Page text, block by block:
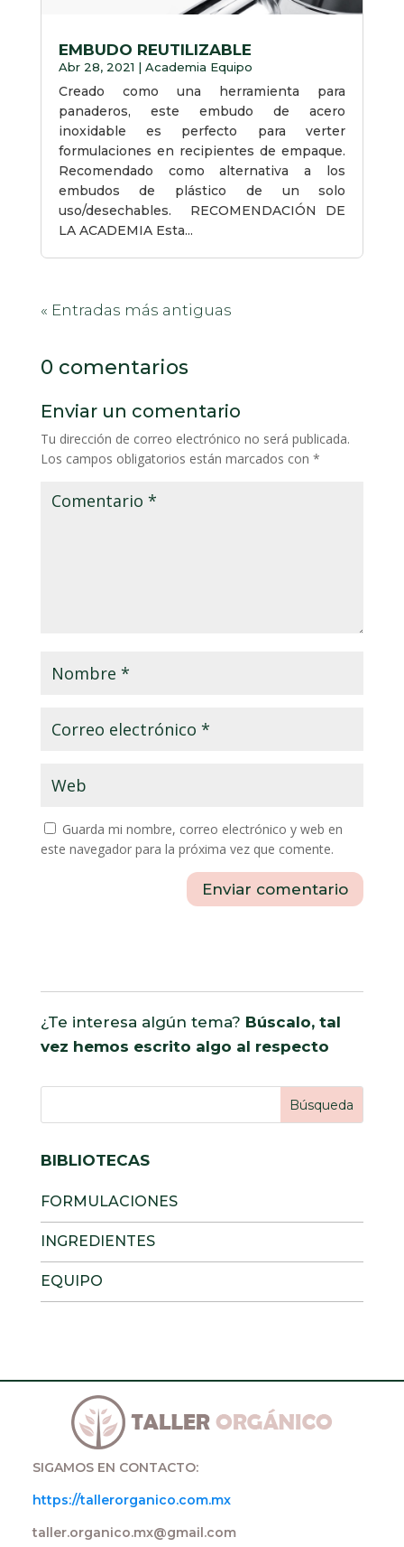
EMBUDO REUTILIZABLE
Abr 28, 2021 | Academia Equipo
Creado como una herramienta para
panaderos, este embudo de acero
inoxidable es perfecto para verter
formulaciones en recipientes de empaque.
Recomendado como alternativa a los
embudos de plástico de un solo
uso/desechables. RECOMENDACIÓN DE
LA ACADEMIA Esta...
« Entradas más antiguas
0 comentarios
Enviar un comentario
Tu dirección de correo electrónico no será publicada.
Los campos obligatorios están marcados con *
Guarda mi nombre, correo electrónico y web en
este navegador para la próxima vez que comente.
Enviar comentario
¿Te interesa algún tema? Búscalo, tal
vez hemos escrito algo al respecto
BIBLIOTECAS
FORMULACIONES
INGREDIENTES
EQUIPO
SIGAMOS EN CONTACTO:
https://tallerorganico.com.mx
taller.organico.mx@gmail.com